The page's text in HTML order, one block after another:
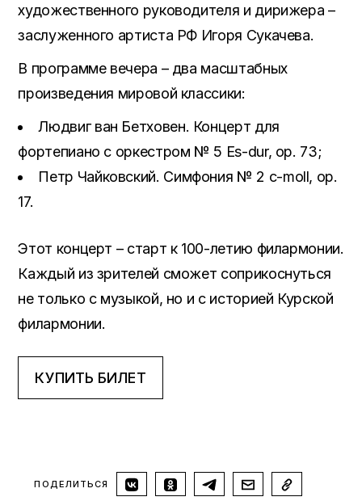
художественного руководителя и дирижера –
заслуженного артиста РФ Игоря Сукачева.
В программе вечера – два масштабных
произведения мировой классики:
Людвиг ван Бетховен. Концерт для
фортепиано с оркестром № 5 Es-dur, op. 73;
Петр Чайковский. Симфония № 2 c-moll, op.
17.
Этот концерт – старт к 100-летию филармонии.
Каждый из зрителей сможет соприкоснуться
не только с музыкой, но и с историей Курской
филармонии.
КУПИТЬ БИЛЕТ
ПОДЕЛИТЬСЯ